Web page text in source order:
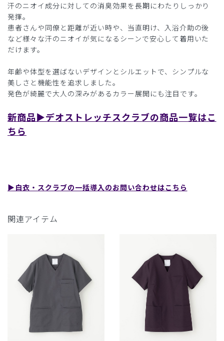
汗のニオイ成分に対しての消臭効果を長期にわたりしっかり
発揮。
患者さんや同僚と距離が近い時や、当直明け、入浴介助の後
など様々な汗のニオイが気になるシーンで安心して着用いた
だけます。
年齢や体型を選ばないデザインとシルエットで、シンプルな
美しさと機能性を追求しました。
発色が綺麗で大人の深みがあるカラー展開にも注目です。
新商品▶︎デオストレッチスクラブの商品一覧はこ
ちら
▶︎白衣・スクラブの一括導入のお問い合わせはこちら
関連アイテム